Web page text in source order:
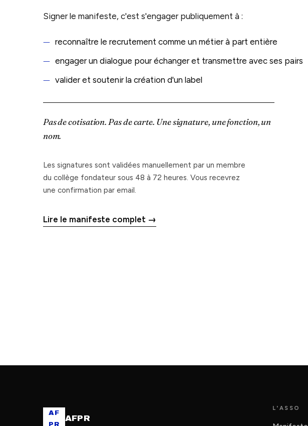
Signer le manifeste, c'est s'engager publiquement à :
reconnaître le recrutement comme un métier à part entière
engager un dialogue pour échanger et transmettre avec ses pairs
valider et soutenir la création d'un label
Pas de cotisation. Pas de carte. Une signature, une fonction, un
nom.
Les signatures sont validées manuellement par un membre
du collège fondateur sous 48 à 72 heures. Vous recevrez
une confirmation par email.
Lire le manifeste complet →
AF
PR
AFPR
L'ASSO